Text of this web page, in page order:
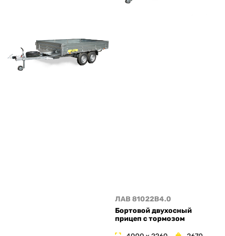
ЛАВ 81022B4.0
Бортовой двухосный
прицеп с тормозом